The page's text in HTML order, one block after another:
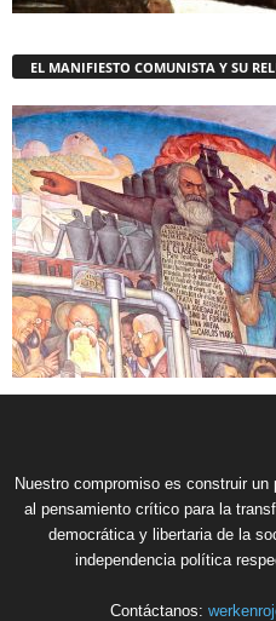
EL MANIFIESTO COMUNISTA Y SU
Nuestro compromiso es construir
al pensamiento crítico para la
democrática y libertaria de la
independencia política
Contáctanos: